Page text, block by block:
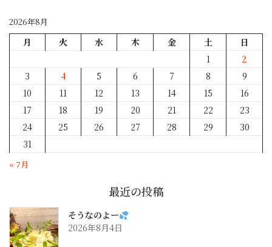
2026年8月
月 火 水 木 金 土
日
1
2
3
4 5 6 7 8
9
10
11 12 13 14 15
16
17
18 19 20 21 22
23
24
25 26 27 28 29
30
31
« 7月
最近の投稿
そうなのよー
2026年8月4日